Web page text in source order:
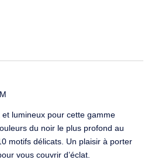
lumineux pour cette gamme
du noir le plus profond au
motifs délicats. Un plaisir à porter
vous couvrir d’éclat.